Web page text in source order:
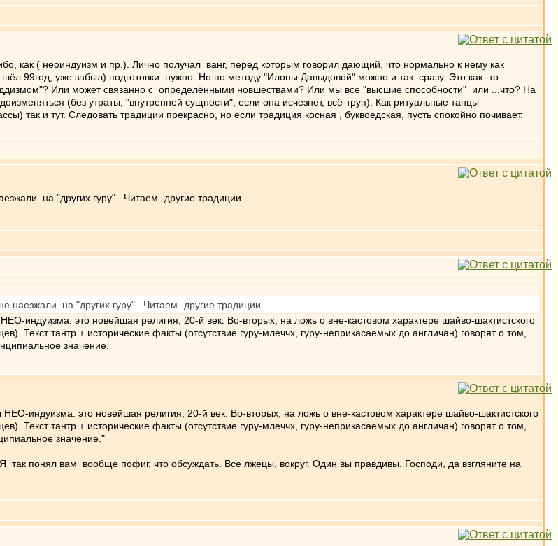
как ( неоиндуизм и пр.). Лично получал ванг, перед которым говорил дающий, что нормально к нему как
99год, уже забыл) подготовки нужно. Но по методу "Илоны Давыдовой" можно и так сразу. Это как -то
Или может связанно с определёнными новшествами? Или мы все "высшие способности" или ...что? На
(без утраты, "внутренней сущности", если она исчезнет, всё-труп). Как ритуальные танцы
так и тут. Следовать традиции прекрасно, но если традиция косная , буквоедская, пусть спокойно почивает.
на "других гуру". Читаем -другие традиции.
наезжали на "других гуру". Читаем -другие традиции.
индуизма: это новейшая религия, 20-й век. Во-вторых, на ложь о вне-кастовом характере шайво-шактистского
Текст тантр + исторические факты (отсутствие гуру-млеччх, гуру-неприкасаемых до англичан) говорят о том,
значение.
индуизма: это новейшая религия, 20-й век. Во-вторых, на ложь о вне-кастовом характере шайво-шактистского
Текст тантр + исторические факты (отсутствие гуру-млеччх, гуру-неприкасаемых до англичан) говорят о том,
значение."
понял вам вообще пофиг, что обсуждать. Все лжецы, вокруг. Один вы правдивы. Господи, да взгляните на